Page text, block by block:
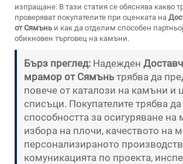
изпращане. В тази статия се обяснява какво
проверяват покупателите при оценката на
от Сямънь и как да отделим способен
обикновен търговец на камъни.
Бърз преглед: Надежден
мрамор от Сямънь трябва да
повече от каталози на камъни и
списъци. Покупателите трябва
способността за осигуряване на
избора на плочи, качеството на
персонализираното
комуникацията по проекта,